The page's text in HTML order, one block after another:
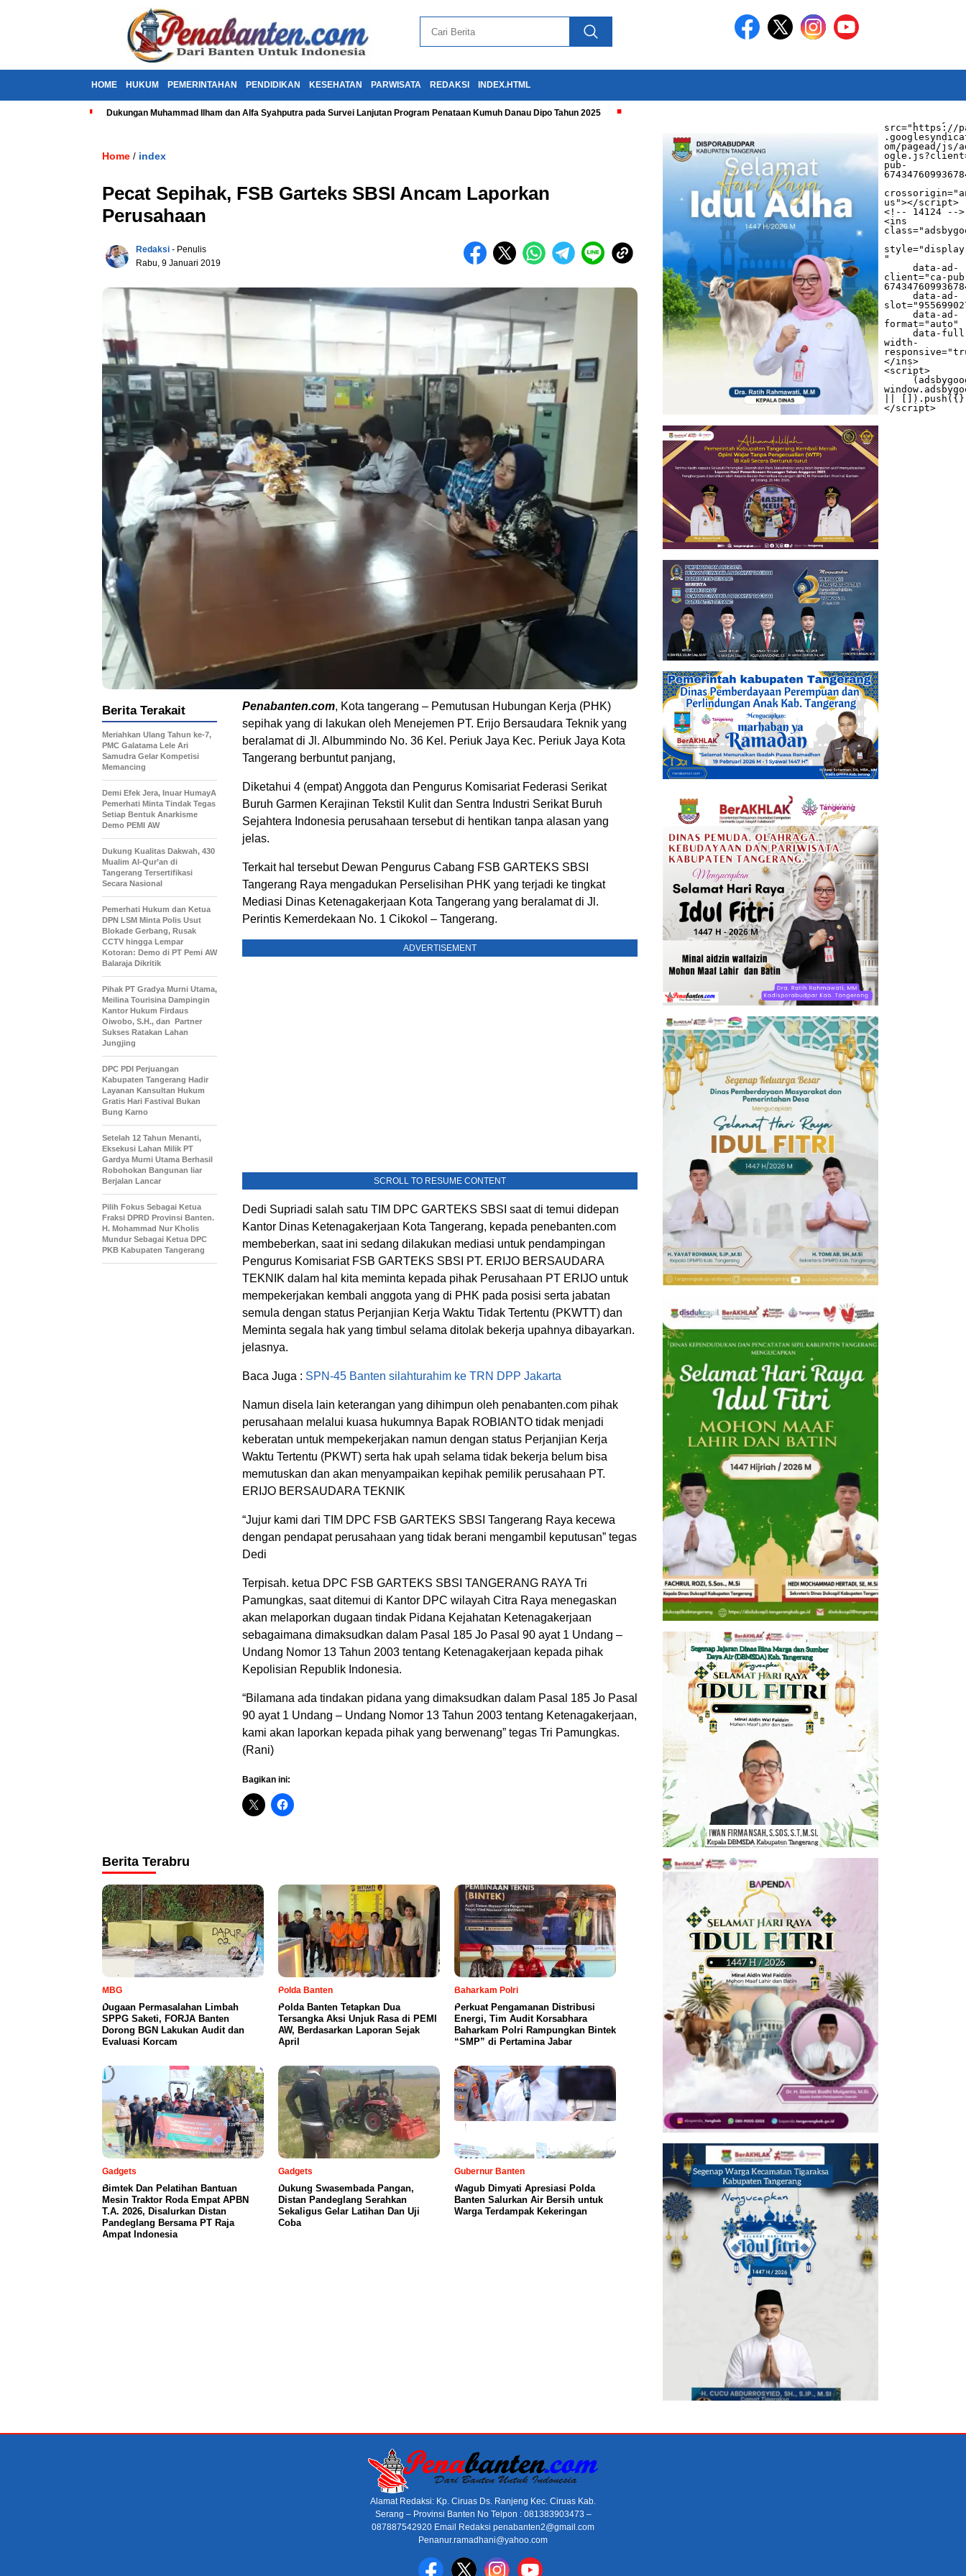
HOME HUKUM PEMERINTAHAN PENDIDIKAN KESEHATAN PARWISATA REDAKSI INDEX.HTML
Dukungan Muhammad Ilham dan Alfa Syahputra pada Survei Lanjutan Program Penataan Kumuh Danau Dipo Tahun 2025
src="https://
om/pagead/js/
pub-
us"></script>
<!-- 14124 -->
<ins
"
     data-ad-
client="ca-
     data-ad-
     data-ad-
format="auto"
     data-full-
width-
</ins>
<script>
||
</script>
Home / index
Pecat Sepihak, FSB Garteks SBSI Ancam Laporkan
Perusahaan
Redaksi - Penulis
Rabu, 9 Januari 2019
Penabanten.com, Kota tangerang – Pemutusan Hubungan Kerja (PHK)
sepihak yang di lakukan oleh Menejemen PT. Erijo Bersaudara Teknik yang
beralamat di Jl. Albummindo No. 36 Kel. Periuk Jaya Kec. Periuk Jaya Kota
Tangerang berbuntut panjang,
Diketahui 4 (empat) Anggota dan Pengurus Komisariat Federasi Serikat
Buruh Garmen Kerajinan Tekstil Kulit dan Sentra Industri Serikat Buruh
Sejahtera Indonesia perusahaan tersebut di hentikan tanpa alasan yang
jelas.
Terkait hal tersebut Dewan Pengurus Cabang FSB GARTEKS SBSI
Tangerang Raya mengadukan Perselisihan PHK yang terjadi ke tingkat
Mediasi Dinas Ketenagakerjaan Kota Tangerang yang beralamat di Jl.
Perintis Kemerdekaan No. 1 Cikokol – Tangerang.
ADVERTISEMENT
SCROLL TO RESUME CONTENT
Dedi Supriadi salah satu TIM DPC GARTEKS SBSI saat di temui didepan
Kantor Dinas Ketenagakerjaan Kota Tangerang, kepada penebanten.com
membeberkan, saat ini sedang dilakukan mediasi untuk pendampingan
Pengurus Komisariat FSB GARTEKS SBSI PT. ERIJO BERSAUDARA
TEKNIK dalam hal kita meminta kepada pihak Perusahaan PT ERIJO untuk
mempekerjakan kembali anggota yang di PHK pada posisi serta jabatan
semula dengan status Perjanjian Kerja Waktu Tidak Tertentu (PKWTT) dan
Meminta segala hak yang timbul selama ditolak bekerja upahnya dibayarkan.
jelasnya.
Baca Juga : SPN-45 Banten silahturahim ke TRN DPP Jakarta
Namun disela lain keterangan yang dihimpun oleh penabanten.com pihak
perusahaan melalui kuasa hukumnya Bapak ROBIANTO tidak menjadi
keberatan untuk mempekerjakan namun dengan status Perjanjian Kerja
Waktu Tertentu (PKWT) serta hak upah selama tidak bekerja belum bisa
memutuskan dan akan menyampaikan kepihak pemilik perusahaan PT.
ERIJO BERSAUDARA TEKNIK
“Jujur kami dari TIM DPC FSB GARTEKS SBSI Tangerang Raya kecewa
dengan pendapat perusahaan yang tidak berani mengambil keputusan” tegas
Dedi
Terpisah. ketua DPC FSB GARTEKS SBSI TANGERANG RAYA Tri
Pamungkas, saat ditemui di Kantor DPC wilayah Citra Raya menegaskan
akan melaporkan dugaan tindak Pidana Kejahatan Ketenagakerjaan
sebagaimana dimaksudkan dalam Pasal 185 Jo Pasal 90 ayat 1 Undang –
Undang Nomor 13 Tahun 2003 tentang Ketenagakerjaan kepada pihak
Kepolisian Republik Indonesia.
“Bilamana ada tindakan pidana yang dimaksudkan dalam Pasal 185 Jo Pasal
90 ayat 1 Undang – Undang Nomor 13 Tahun 2003 tentang Ketenagakerjaan,
kami akan laporkan kepada pihak yang berwenang” tegas Tri Pamungkas.
(Rani)
Bagikan ini:
Berita Terakait
Meriahkan Ulang Tahun ke-7,
PMC Galatama Lele Ari
Samudra Gelar Kompetisi
Memancing
Demi Efek Jera, Inuar HumayA
Pemerhati Minta Tindak Tegas
Setiap Bentuk Anarkisme
Demo PEMI AW
Dukung Kualitas Dakwah, 430
Mualim Al-Qur’an di
Tangerang Tersertifikasi
Secara Nasional
Pemerhati Hukum dan Ketua
DPN LSM Minta Polis Usut
Blokade Gerbang, Rusak
CCTV hingga Lempar
Kotoran: Demo di PT Pemi AW
Balaraja Dikritik
Pihak PT Gradya Murni Utama,
Meilina Tourisina Dampingin
Kantor Hukum Firdaus
Oiwobo, S.H., dan Partner
Sukses Ratakan Lahan
Jungjing
DPC PDI Perjuangan
Kabupaten Tangerang Hadir
Layanan Kansultan Hukum
Gratis Hari Fastival Bukan
Bung Karno
Setelah 12 Tahun Menanti,
Eksekusi Lahan Milik PT
Gardya Murni Utama Berhasil
Robohokan Bangunan liar
Berjalan Lancar
Pilih Fokus Sebagai Ketua
Fraksi DPRD Provinsi Banten.
H. Mohammad Nur Kholis
Mundur Sebagai Ketua DPC
PKB Kabupaten Tangerang
Berita Terabru
MBG
Dugaan Permasalahan Limbah
SPPG Saketi, FORJA Banten
Dorong BGN Lakukan Audit dan
Evaluasi Korcam
Polda Banten
Polda Banten Tetapkan Dua
Tersangka Aksi Unjuk Rasa di PEMI
AW, Berdasarkan Laporan Sejak
April
Baharkam Polri
Perkuat Pengamanan Distribusi
Energi, Tim Audit Korsabhara
Baharkam Polri Rampungkan Bintek
“SMP” di Pertamina Jabar
Gadgets
Bimtek Dan Pelatihan Bantuan
Mesin Traktor Roda Empat APBN
T.A. 2026, Disalurkan Distan
Pandeglang Bersama PT Raja
Ampat Indonesia
Gadgets
Dukung Swasembada Pangan,
Distan Pandeglang Serahkan
Sekaligus Gelar Latihan Dan Uji
Coba
Gubernur Banten
Wagub Dimyati Apresiasi Polda
Banten Salurkan Air Bersih untuk
Warga Terdampak Kekeringan
Alamat Redaksi: Kp. Ciruas Ds. Ranjeng Kec. Ciruas Kab.
Serang – Provinsi Banten No Telpon : 081383903473 –
087887542920 Email Redaksi penabanten2@gmail.com
Penanur.ramadhani@yahoo.com